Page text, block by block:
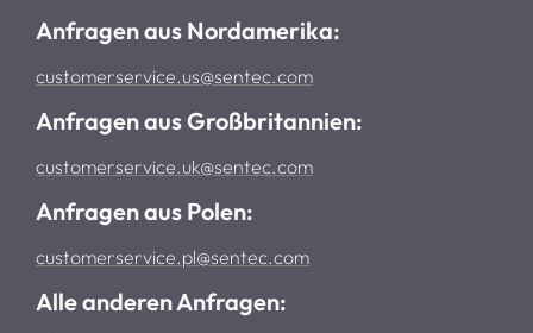
Anfragen aus Nordamerika:
customerservice.us@sentec.com
Anfragen aus Großbritannien:
customerservice.uk@sentec.com
Anfragen aus Polen:
customerservice.pl@sentec.com
Alle anderen Anfragen: